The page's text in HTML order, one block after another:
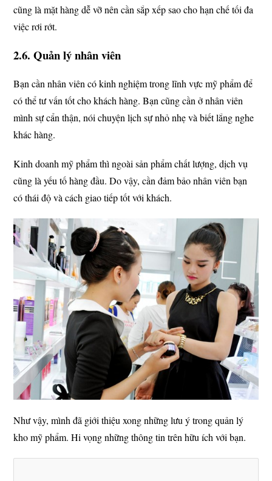
cũng là mặt hàng dễ vỡ nên cần sắp xếp sao cho hạn chế tối đa
việc rơi rớt.
2.6. Quản lý nhân viên
Bạn cần nhân viên có kinh nghiệm trong lĩnh vực mỹ phẩm để
có thể tư vấn tốt cho khách hàng. Bạn cũng cần ở nhân viên
mình sự cẩn thận, nói chuyện lịch sự nhỏ nhẹ và biết lắng nghe
khác hàng.
Kinh doanh mỹ phẩm thì ngoài sản phẩm chất lượng, dịch vụ
cũng là yếu tố hàng đầu. Do vậy, cần đảm bảo nhân viên bạn
có thái độ và cách giao tiếp tốt với khách.
Như vậy, mình đã giới thiệu xong những lưu ý trong quản lý
kho mỹ phẩm. Hi vọng những thông tin trên hữu ích với bạn.